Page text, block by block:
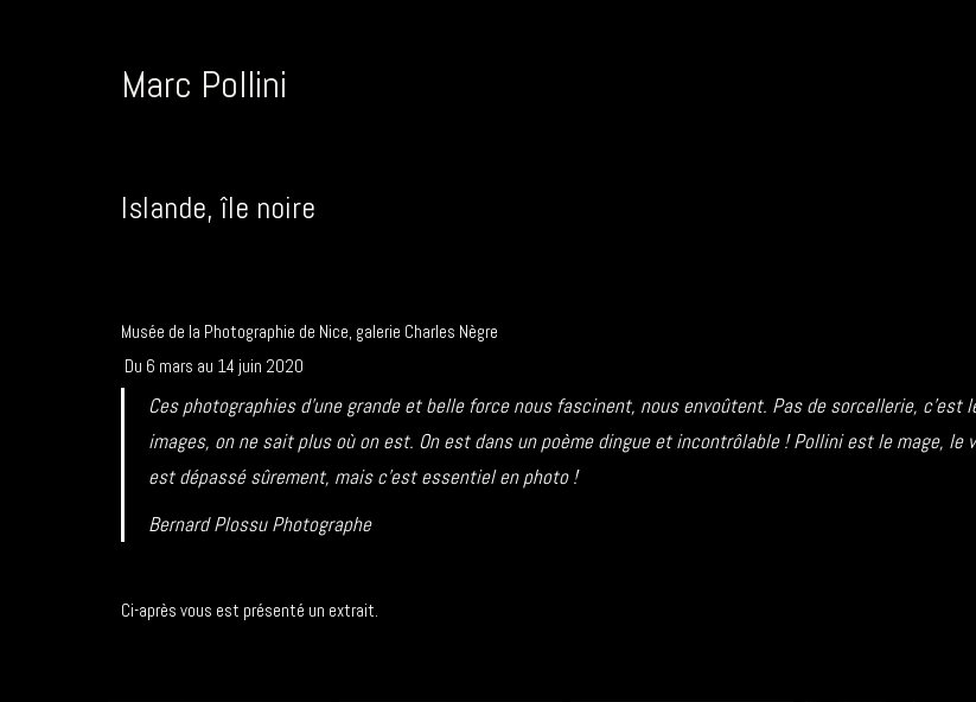
Marc Pollini
Islande, île noire
Musée de la Photographie de Nice, galerie Charles Nègre
Du 6 mars au 14 juin 2020
Ces photographies d’une grande et belle force nous fascinent, nous envoûtent. Pas de sorcellerie,
images, on ne sait plus où on est. On est dans un poème dingue et incontrôlable ! Pollini est le mage,
est dépassé sûrement, mais c’est essentiel en photo !
Bernard Plossu Photographe
Ci-après vous est présenté un extrait.